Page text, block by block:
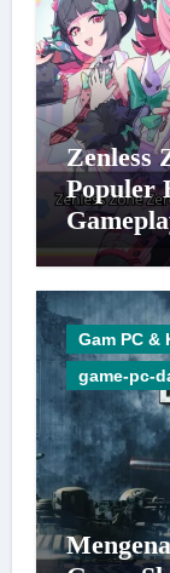
Zenless
Populer
Gam PC &
game-pc-